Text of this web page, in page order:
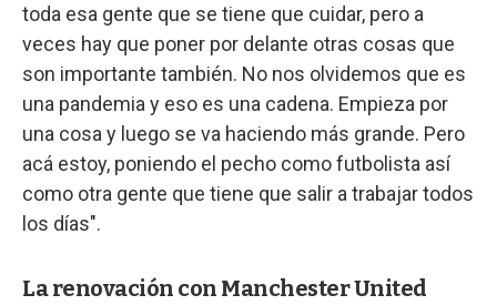
toda esa gente que se tiene que cuidar, pero a
veces hay que poner por delante otras cosas que
son importante también. No nos olvidemos que es
una pandemia y eso es una cadena. Empieza por
una cosa y luego se va haciendo más grande. Pero
acá estoy, poniendo el pecho como futbolista así
como otra gente que tiene que salir a trabajar todos
los días".
La renovación con Manchester United